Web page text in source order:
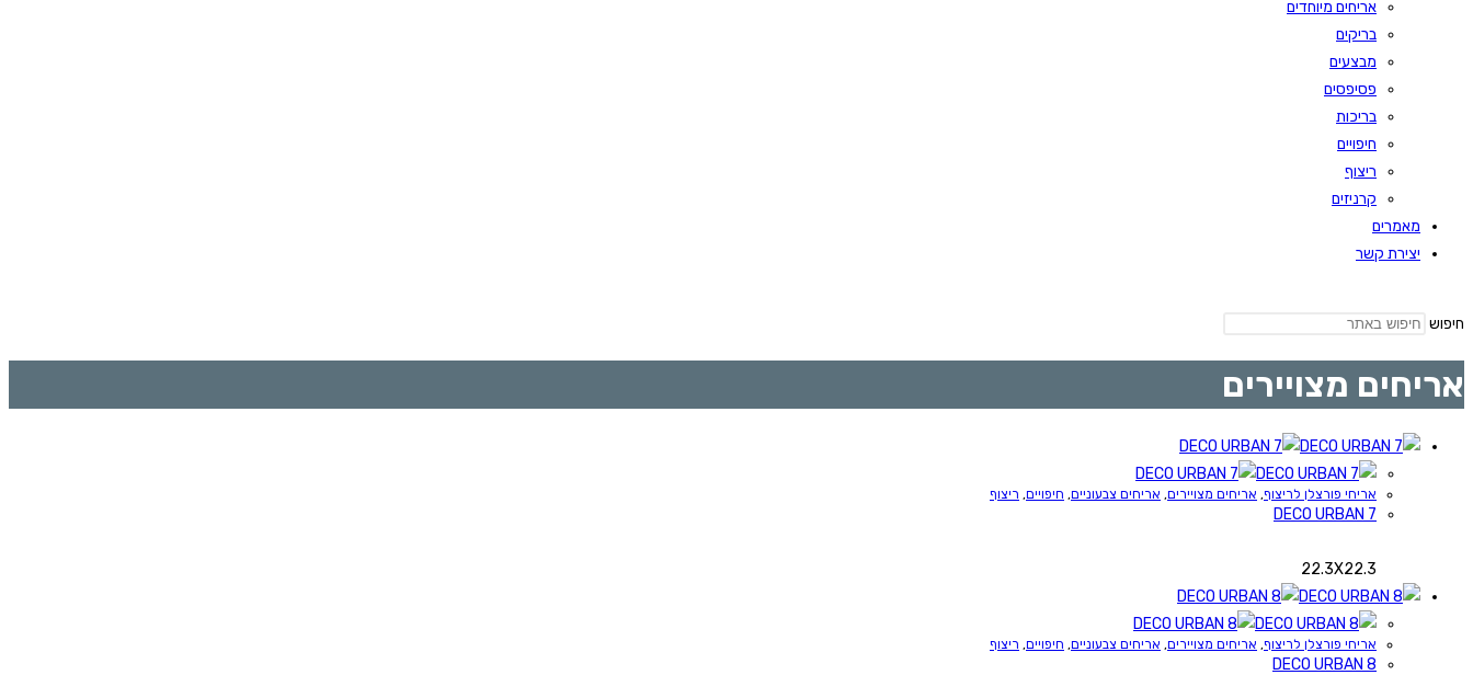
אריחים מיוחדים
בריקים
מבצעים
פסיפסים
בריכות
חיפויים
ריצוף
קרניזים
מאמרים
יצירת קשר
חיפוש
אריחים מצויירים
אריחי פורצלן לריצוף, אריחים מצויירים, אריחים צבעוניים, חיפויים, ריצוף
DECO URBAN 7
22.3X22.3
אריחי פורצלן לריצוף, אריחים מצויירים, אריחים צבעוניים, חיפויים, ריצוף
DECO URBAN 8